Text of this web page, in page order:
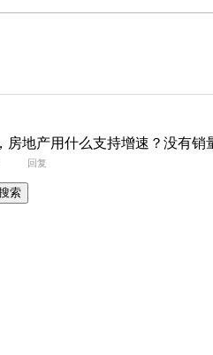
房地产用什么支持增速？没有销
回复